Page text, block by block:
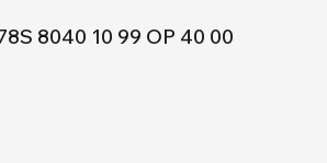
8040 10 99 OP 40 00